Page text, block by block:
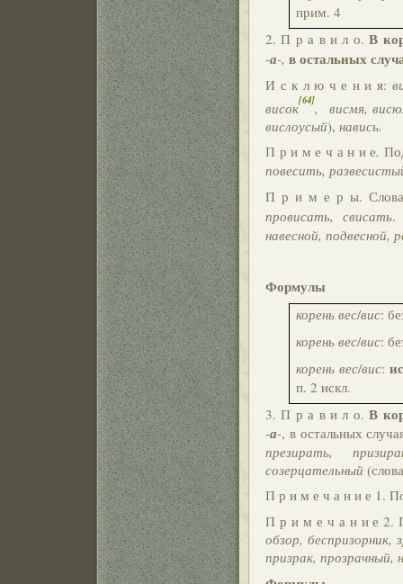
прим. 4
2. П р а в и л о.В
-а-, в остальных
И с к л ю ч е н и я:
висок[64], висмя,
вислоусый), навись.
П р и м е ч а н и е.
повесить,
П р и м е р ы.
провисать, свисать.
навесной, подвесной,
Формулы
корень вес/вис:
корень вес/вис:
корень вес/вис:
п. 2 искл.
3. П р а в и л о.В
-а-, в остальных
презирать,
созерцательный
П р и м е ч а н и е 1.
П р и м е ч а н и е 2.
обзор, беспризорник,
призрак, прозрачный,